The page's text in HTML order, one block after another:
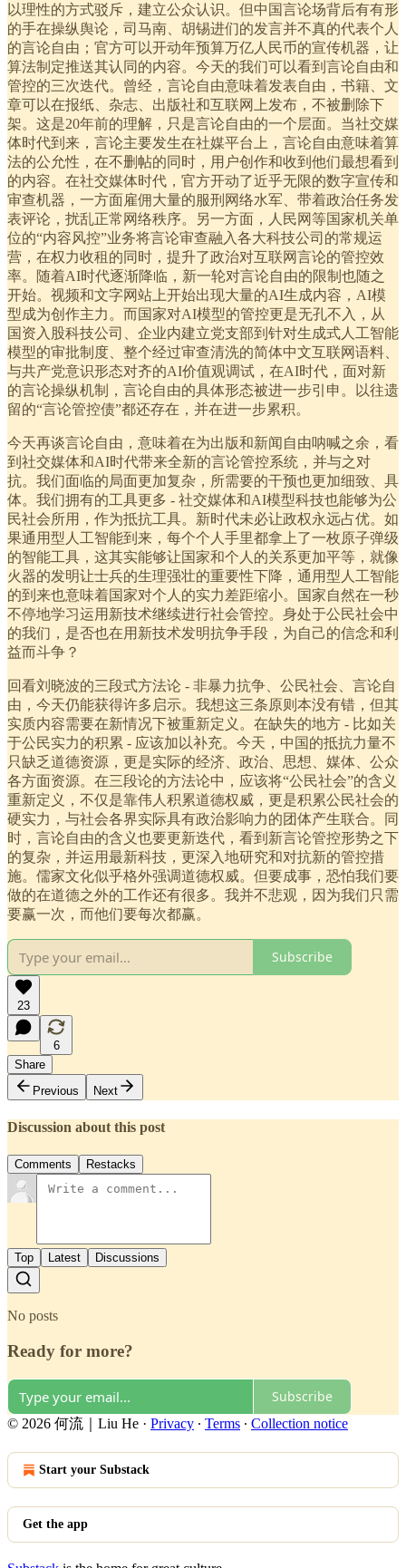
以理性的方式驳斥，建立公众认识。但中国言论场背后有有形
的手在操纵舆论，司马南、胡锡进们的发言并不真的代表个人
的言论自由；官方可以开动年预算万亿人民币的宣传机器，让
算法制定推送其认同的内容。今天的我们可以看到言论自由和
管控的三次迭代。曾经，言论自由意味着发表自由，书籍、文
章可以在报纸、杂志、出版社和互联网上发布，不被删除下
架。这是20年前的理解，只是言论自由的一个层面。当社交媒
体时代到来，言论主要发生在社媒平台上，言论自由意味着算
法的公允性，在不删帖的同时，用户创作和收到他们最想看到
的内容。在社交媒体时代，官方开动了近乎无限的数字宣传和
审查机器，一方面雇佣大量的服刑网络水军、带着政治任务发
表评论，扰乱正常网络秩序。另一方面，人民网等国家机关单
位的“内容风控”业务将言论审查融入各大科技公司的常规运
营，在权力收租的同时，提升了政治对互联网言论的管控效
率。随着AI时代逐渐降临，新一轮对言论自由的限制也随之
开始。视频和文字网站上开始出现大量的AI生成内容，AI模
型成为创作主力。而国家对AI模型的管控更是无孔不入，从
国资入股科技公司、企业内建立党支部到针对生成式人工智能
模型的审批制度、整个经过审查清洗的简体中文互联网语料、
与共产党意识形态对齐的AI价值观调试，在AI时代，面对新
的言论操纵机制，言论自由的具体形态被进一步引申。以往遗
留的“言论管控债”都还存在，并在进一步累积。
今天再谈言论自由，意味着在为出版和新闻自由呐喊之余，看
到社交媒体和AI时代带来全新的言论管控系统，并与之对
抗。我们面临的局面更加复杂，所需要的干预也更加细致、具
体。我们拥有的工具更多 - 社交媒体和AI模型科技也能够为公
民社会所用，作为抵抗工具。新时代未必让政权永远占优。如
果通用型人工智能到来，每个个人手里都拿上了一枚原子弹级
的智能工具，这其实能够让国家和个人的关系更加平等，就像
火器的发明让士兵的生理强壮的重要性下降，通用型人工智能
的到来也意味着国家对个人的实力差距缩小。国家自然在一秒
不停地学习运用新技术继续进行社会管控。身处于公民社会中
的我们，是否也在用新技术发明抗争手段，为自己的信念和利
益而斗争？
回看刘晓波的三段式方法论 - 非暴力抗争、公民社会、言论自
由，今天仍能获得许多启示。我想这三条原则本没有错，但其
实质内容需要在新情况下被重新定义。在缺失的地方 - 比如关
于公民实力的积累 - 应该加以补充。今天，中国的抵抗力量不
只缺乏道德资源，更是实际的经济、政治、思想、媒体、公众
各方面资源。在三段论的方法论中，应该将“公民社会”的含义
重新定义，不仅是靠伟人积累道德权威，更是积累公民社会的
硬实力，与社会各界实际具有政治影响力的团体产生联合。同
时，言论自由的含义也要更新迭代，看到新言论管控形势之下
的复杂，并运用最新科技，更深入地研究和对抗新的管控措
施。儒家文化似乎格外强调道德权威。但要成事，恐怕我们要
做的在道德之外的工作还有很多。我并不悲观，因为我们只需
要赢一次，而他们要每次都赢。
Subscribe
23
6
Share
Previous
Next
Discussion about this post
Comments Restacks
Top Latest Discussions
No posts
Ready for more?
Subscribe
© 2026 何流｜Liu He · Privacy ∙ Terms ∙ Collection notice
Start your Substack
Get the app